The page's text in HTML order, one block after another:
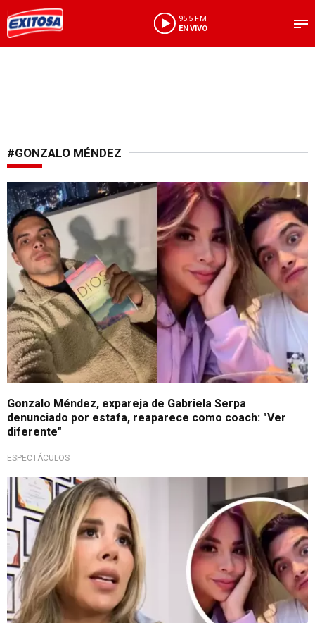
95.5 FM
EN VIVO
#GONZALO MÉNDEZ
Hace vida cotidiana
Gonzalo Méndez, expareja de Gabriela Serpa
denunciado por estafa, reaparece como coach: "Ver
diferente"
ESPECTÁCULOS
Busca la verdad